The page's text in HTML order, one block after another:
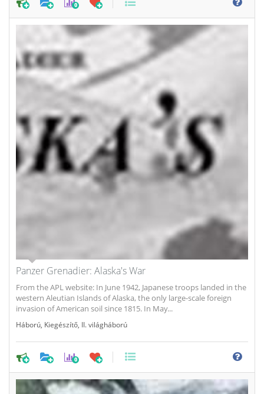
0
Panzer Grenadier: Alaska's War
From the APL website: In June 1942, Japanese troops landed in the
western Aleutian Islands of Alaska, the only large-scale foreign
invasion of American soil since 1815. In May...
Háború Kiegészítő II. világháború
0